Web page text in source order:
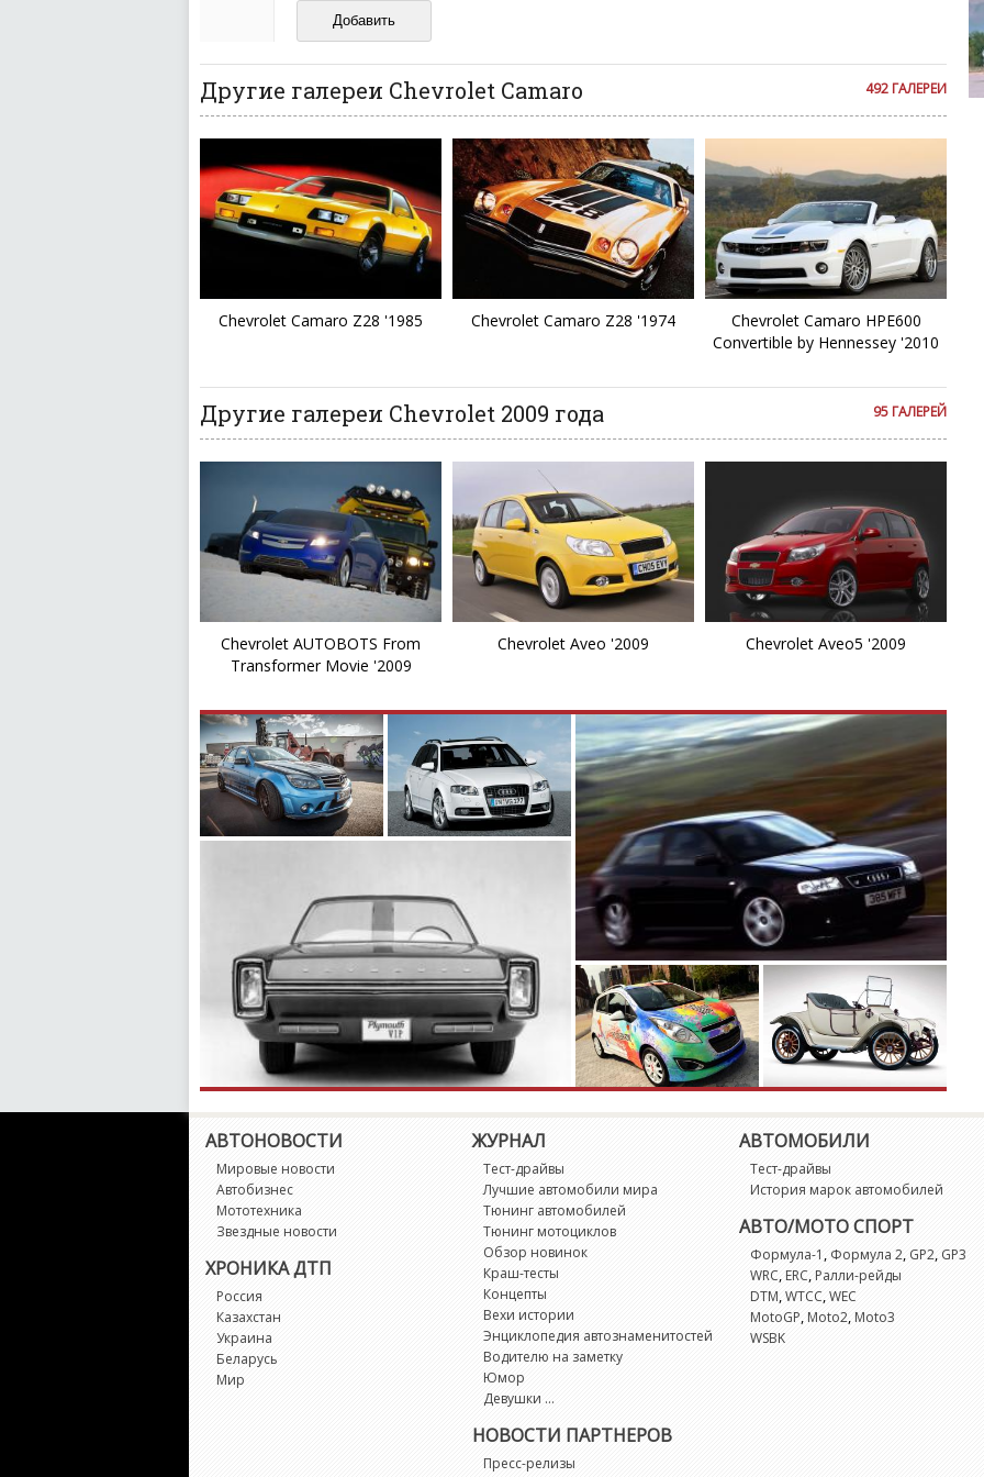
И запаситесь терпением, все комментарии публикуются только после модерации, поэтому
ваш отзыв может появиться на сайте с некоторым опозданием.
492 ГАЛЕРЕИ
Другие галереи Chevrolet Camaro
Chevrolet Camaro Z28 '1985 Chevrolet Camaro Z28 '1974
Chevrolet Camaro HPE600
Convertible by Hennessey '2010
95 ГАЛЕРЕЙ
Другие галереи Chevrolet 2009 года
Chevrolet AUTOBOTS From
Transformer Movie '2009
Chevrolet Aveo '2009 Chevrolet Aveo5 '2009
АВТОНОВОСТИ
Мировые новости
Автобизнес
Мототехника
Звездные новости
ХРОНИКА ДТП
Россия
Казахстан
Украина
Беларусь
Мир
ЖУРНАЛ
Тест-драйвы
Лучшие автомобили мира
Тюнинг автомобилей
Тюнинг мотоциклов
Обзор новинок
Краш-тесты
Концепты
Вехи истории
Энциклопедия автознаменитостей
Водителю на заметку
Юмор
Девушки ...
НОВОСТИ ПАРТНЕРОВ
Пресс-релизы
АВТОМОБИЛИ
Тест-драйвы
История марок автомобилей
АВТО/МОТО СПОРТ
Формула-1 , Формула 2, GP2, GP3
WRC,ERC,Ралли-рейды
DTM,WTCC,WEC
MotoGP,Moto2,Moto3
WSBK